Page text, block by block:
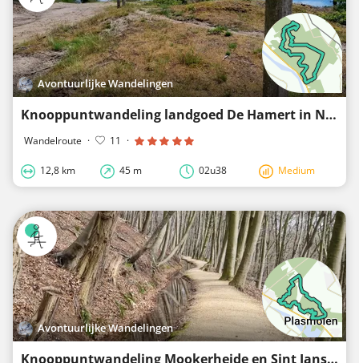
Avontuurlijke Wandelingen
Knooppuntwandeling landgoed De Hamert in Nationaal Park De Maasduinen
Wandelroute · 11 ·
12,8 km 45 m 02u38 Medium
Avontuurlijke Wandelingen
Knooppuntwandeling Mookerheide en Sint Jansberg vanuit kleine parkeerplaats bij Mook